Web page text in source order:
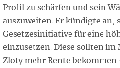
Profil zu schärfen und sein
auszuweiten. Er kündigte an,
Gesetzesinitiative für eine
einzusetzen. Diese sollten im
Zloty mehr Rente